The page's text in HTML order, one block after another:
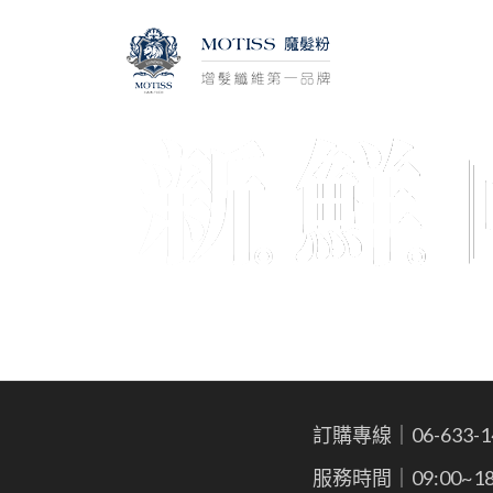
訂購專線｜06-633-
服務時間｜